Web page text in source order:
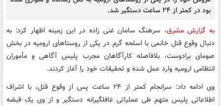
بود در کمتر از ۲۴ ساعت دستگیر شد.
به گزارش مشرق، سرهنگ سامان غنی زاده در این زمینه اظهار کرد: به
دنبال وقوع قتل خانمی با اسلحه گرم در یکی از روستاهای ارومیه در بخش
صومای برادوست، بلافاصله کارآگاهان مجرب پلیس آگاهی و مأموران
انتظامی ارومیه وارد عمل شده و تحقیقات خود را آغاز کردند.
وی ادامه داد: سرانجام کمتر از ۲۴ ساعت پس از وقوع قتل، با اشراف
اطلاعاتی پلیس متهم طی عملیاتی غافلگیرانه دستگیر و از وی یک قبضه